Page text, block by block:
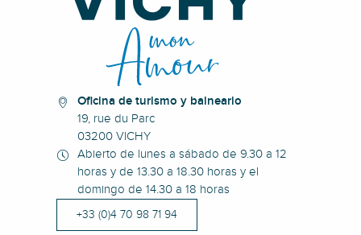
Oficina de turismo y balneario
19, rue du Parc
03200 VICHY
Abierto de lunes a sábado de 9.30 a 12
horas y de 13.30 a 18.30 horas y el
domingo de 14.30 a 18 horas
+33 (0)4 70 98 71 94